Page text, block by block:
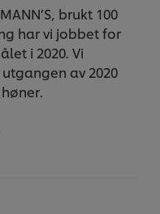
brukt 100
har vi jobbet for
i 2020. Vi
av 2020